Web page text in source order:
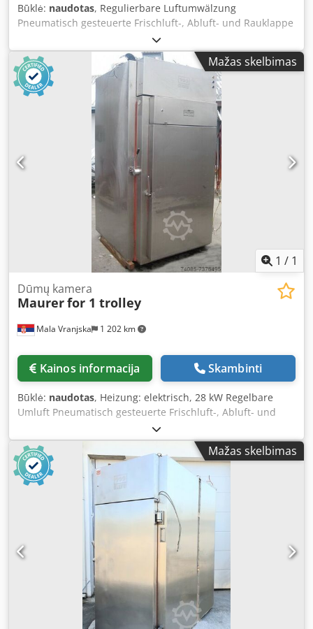
Būklė: naudotas, Regulierbare Luftumwälzung
Pneumatisch gesteuerte Frischluft-, Abluft- und Rauklappe
Reinigung: Schaumreinigung Dedsuipauopfx Afuskr
Rauchzufuhr: auf Kundenwunsch Räuchermaterial:
Holzspäne Ohne Nachbrennersystem
Mažas skelbimas
1 / 1
Mala Vranjska 1 202 km
Dūmų kamera
Maurerfor 1 trolley
Kainos informacija Skambinti
Būklė: naudotas, Heizung: elektrisch, 28 kW Regelbare
Umluft Pneumatisch gesteuerte Frischluft-, Abluft- und
Rauchklappen Reinigung: Schaumreinigung
Reibraucherzeuger innenliegend Räuchermaterial:
Holzscheite Ohne Nachbrennaggregat Aufstellmaße der
Maschine (in cm): Breite: 150 Länge: 140 Höhe: 270
Dkodpfx Afsibdxtsuor Wagenmaße (in cm): 100 x 100 x 200
Lieferzeit: 30 Arbeitstage nach Zahlungseingang
Mažas skelbimas